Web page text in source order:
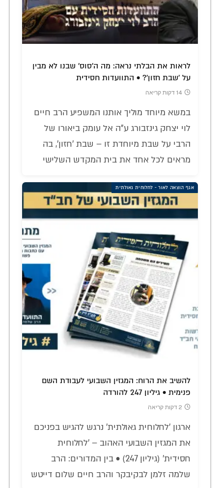
לראות את הבלתי נראה: מה ה'סוס' שבנו לא מבין
על 'שבת חזון'? • התוועדות חסידית
14 דקות קריאה
במשא מיוחד מוליך אותנו המשפיע הרב חיים
לוי יצחק גינזבורג ע"ה אל עומק ביאורו של
הרבי על שבת מיוחדת זו – שבת 'חזון', בה
מראים לכל אחד את בית המקדש השלישי
אגף הוצאה לאור - לחלוחית גאולתית
להשיב את הרוח: המגזין השבועי לעבודת השם
פנימית • גיליון 247 להורדה
2 דקות קריאה
ארגון 'לחלוחית גאולתית' נרגש להגיש בפניכם
את המגזין השבועי האהוב – 'לחלוחית
חסידית' (גיליון 247) • בין המדורים: הרב
שלמה זלמן לבקיבקר והרב חיים שלום דייטש